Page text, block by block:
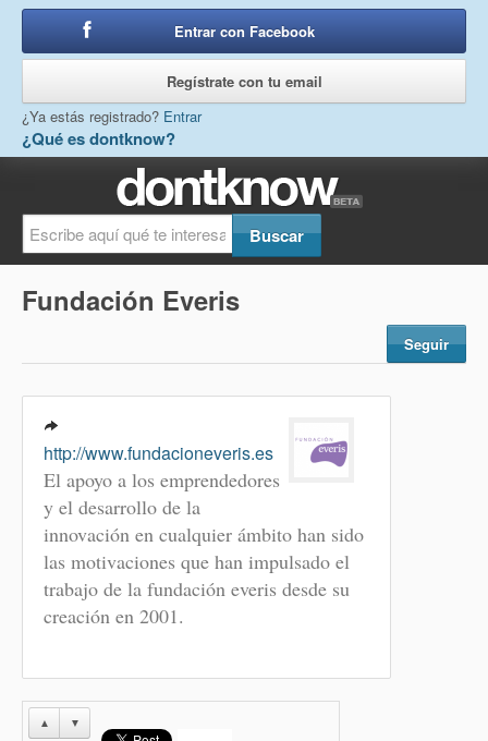
¿Qué es dontknow?
Entrar con Facebook
Regístrate con tu email
¿Ya estás registrado? Entrar
Fundación Everis
Seguir
http://www.fundacioneveris.es
El apoyo a los emprendedores
y el desarrollo de la
innovación en cualquier ámbito han sido
las motivaciones que han impulsado el
trabajo de la fundación everis desde su
creación en 2001.
▲ ▼